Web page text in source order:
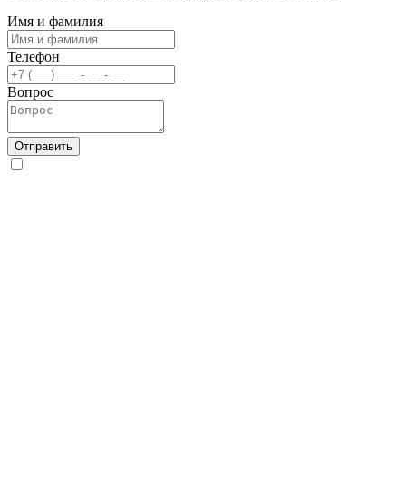
Имя и фамилия
Телефон
Вопрос
Отправить